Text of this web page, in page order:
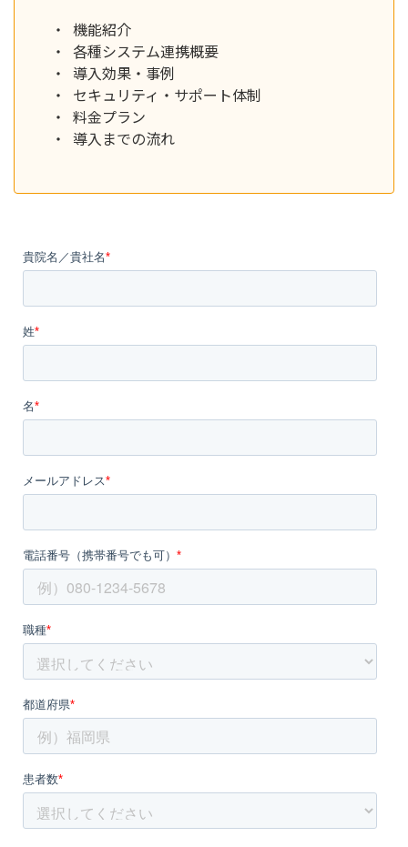
機能紹介
各種システム連携概要
導入効果・事例
セキュリティ・サポート体制
料金プラン
導入までの流れ